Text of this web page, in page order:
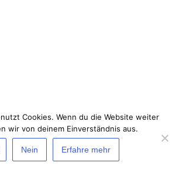
Cookies. Wenn du die Website weiter
wir von deinem Einverständnis aus.
Nein Erfahre mehr